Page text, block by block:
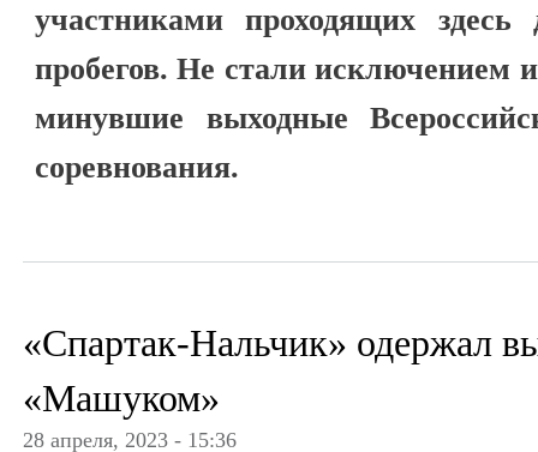
участниками проходящих
пробегов. Не стали исключением
минувшие выходные
соревнования.
«Спартак-Нальчик» одержал
«Машуком»
28 апреля, 2023 - 15:36